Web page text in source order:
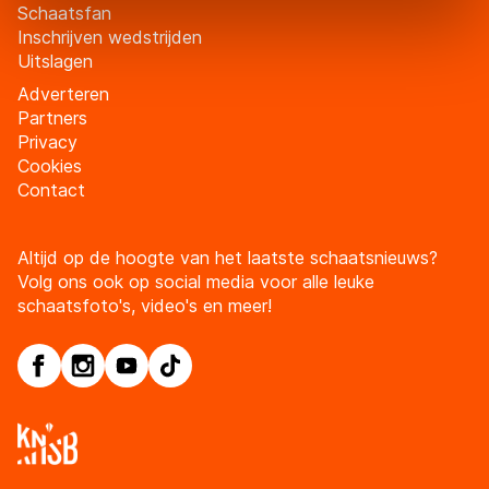
Door op ‘Toestaan’ te klikken, stemt u in met deze
overdracht. Meer informatie vindt u in ons
Schaatsfan
Inschrijven wedstrijden
Uitslagen
Adverteren
Partners
Privacy
Cookies
Contact
Altijd op de hoogte van het laatste schaatsnieuws?
Volg ons ook op social media voor alle leuke
schaatsfoto's, video's en meer!